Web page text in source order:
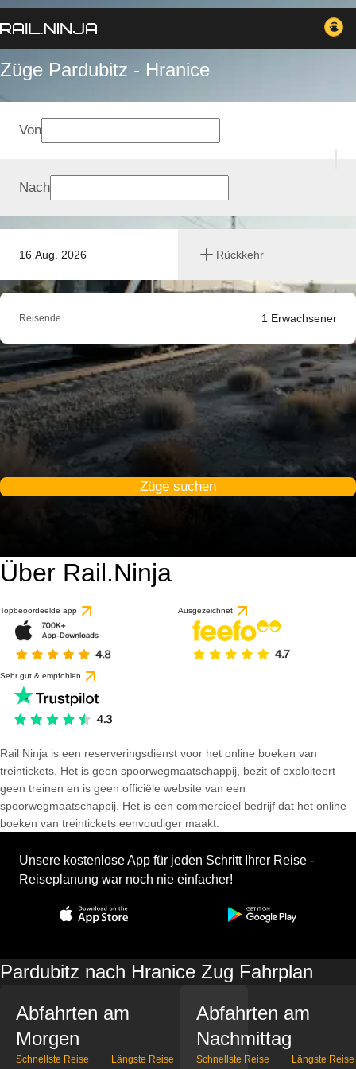
Züge Pardubitz - Hranice
16 Aug. 2026 Rückkehr
Von
Nach
Reisende 1 Erwachsener
Züge suchen
Über Rail.Ninja
Topbeoordeelde app Ausgezeichnet
Sehr gut & empfohlen
Rail Ninja is een reserveringsdienst voor het online boeken van
treintickets. Het is geen spoorwegmaatschappij, bezit of exploiteert
geen treinen en is geen officiële website van een
spoorwegmaatschappij. Het is een commercieel bedrijf dat het online
boeken van treintickets eenvoudiger maakt.
Unsere kostenlose App für jeden Schritt Ihrer Reise -
Reiseplanung war noch nie einfacher!
Pardubitz nach Hranice Zug Fahrplan
Abfahrten am
Morgen
Schnellste Reise Längste Reise
Abfahrten am
Nachmittag
Schnellste Reise Längste Reise